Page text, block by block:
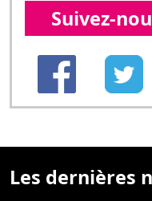
Suivez-
Les dernières